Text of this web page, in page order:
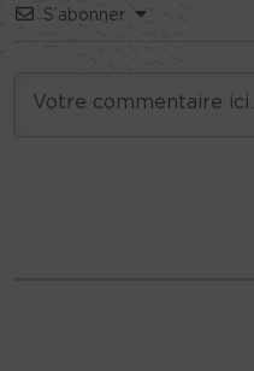
S’abonner